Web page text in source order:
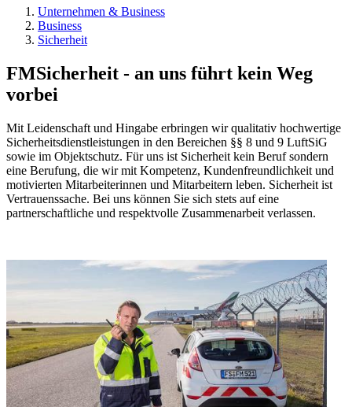
Unternehmen & Business
Business
Sicherheit
FMSicherheit - an uns führt kein Weg
vorbei
Mit Leidenschaft und Hingabe erbringen wir qualitativ hochwertige
Sicherheitsdienstleistungen in den Bereichen §§ 8 und 9 LuftSiG
sowie im Objektschutz. Für uns ist Sicherheit kein Beruf sondern
eine Berufung, die wir mit Kompetenz, Kundenfreundlichkeit und
motivierten Mitarbeiterinnen und Mitarbeitern leben. Sicherheit ist
Vertrauenssache. Bei uns können Sie sich stets auf eine
partnerschaftliche und respektvolle Zusammenarbeit verlassen.